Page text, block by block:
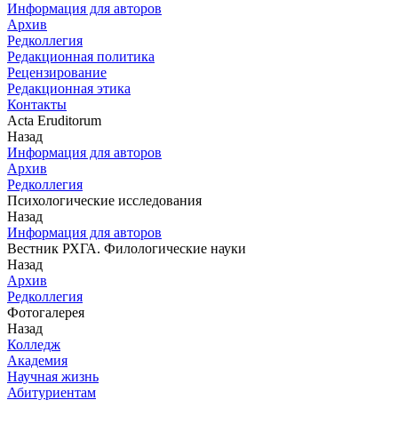
Информация для авторов
Архив
Редколлегия
Редакционная политика
Рецензирование
Редакционная этика
Контакты
Acta Eruditorum
Назад
Информация для авторов
Архив
Редколлегия
Психологические исследования
Назад
Информация для авторов
Вестник РХГА. Филологические науки
Назад
Архив
Редколлегия
Фотогалерея
Назад
Колледж
Академия
Научная жизнь
Абитуриентам